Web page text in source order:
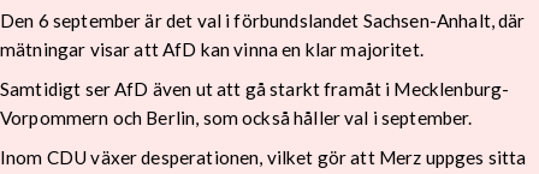
Den 6 september är det val i förbundslandet Sachsen-Anhalt, där
mätningar visar att AfD kan vinna en klar majoritet.
Samtidigt ser AfD även ut att gå starkt framåt i Mecklenburg-
Vorpommern och Berlin, som också håller val i september.
Inom CDU växer desperationen, vilket gör att Merz uppges sitta